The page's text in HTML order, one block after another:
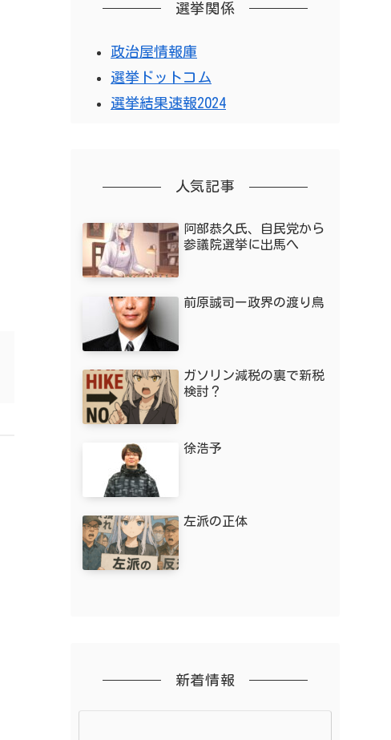
選挙関係
政治屋情報庫
選挙ドットコム
選挙結果速報2024
人気記事
阿部恭久氏、自民党から
参議院選挙に出馬へ
前原誠司ー政界の渡り鳥
ガソリン減税の裏で新税
検討？
徐浩予
左派の正体
新着情報